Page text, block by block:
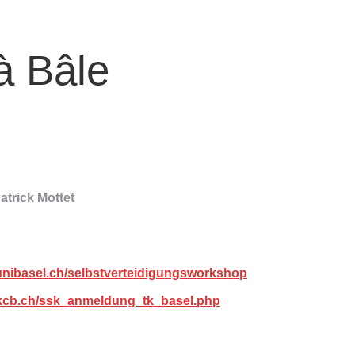
Bâle
Mottet
selbstverteidigungsworkshop
ssk_anmeldung_tk_basel.php